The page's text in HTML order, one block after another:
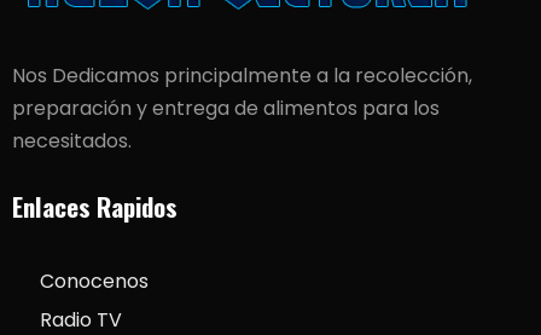
Nos Dedicamos principalmente a la recolección,
preparación y entrega de alimentos para los
necesitados.
Enlaces Rapidos
Conocenos
Radio TV